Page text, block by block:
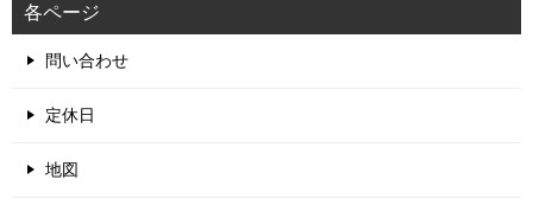
各ページ
問い合わせ
定休日
地図